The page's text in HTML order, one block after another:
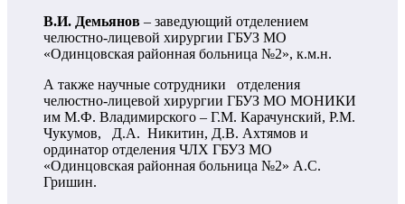
В.И. Демьянов – заведующий отделением
челюстно-лицевой хирургии ГБУЗ МО
«Одинцовская районная больница №2», к.м.н.
А также научные сотрудники отделения
челюстно-лицевой хирургии ГБУЗ МО МОНИКИ
им М.Ф. Владимирского – Г.М. Карачунский, Р.М.
Чукумов, Д.А. Никитин, Д.В. Ахтямов и
ординатор отделения ЧЛХ ГБУЗ МО
«Одинцовская районная больница №2» А.С.
Гришин.